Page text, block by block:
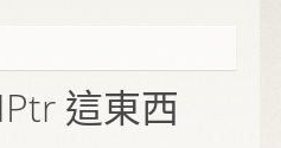
這東西